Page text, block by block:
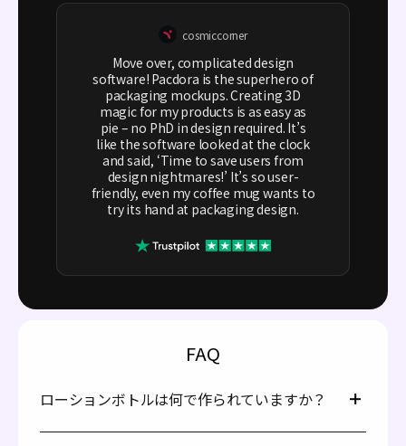
cosmiccorner
Move over, complicated design
software! Pacdora is the superhero of
packaging mockups. Creating 3D
magic for my products is as easy as
pie – no PhD in design required. It’s
like the software looked at the clock
and said, ‘Time to save users from
design nightmares!’ It’s so user-
friendly, even my coffee mug wants to
try its hand at packaging design.
FAQ
ローションボトルは何で作られていますか？